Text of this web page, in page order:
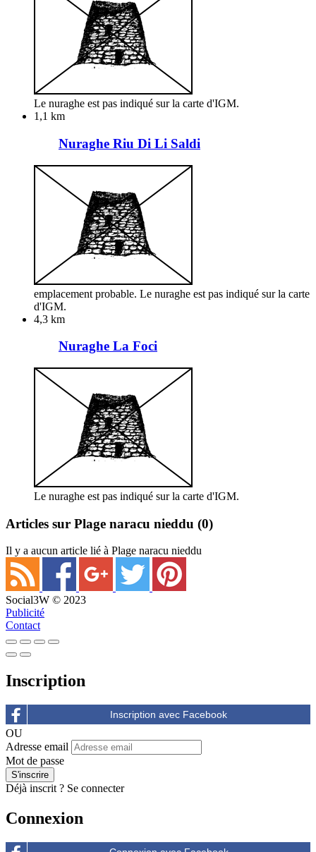
Le nuraghe est pas indiqué sur la carte d'IGM.
1,1 km
Nuraghe Riu Di Li Saldi
emplacement probable. Le nuraghe est pas indiqué sur la carte
d'IGM.
4,3 km
Nuraghe La Foci
Le nuraghe est pas indiqué sur la carte d'IGM.
Articles sur Plage naracu nieddu (0)
Il y a aucun article lié à Plage naracu nieddu
Social3W © 2023
Publicité
Contact
Inscription
OU
Adresse email
Mot de passe
Déjà inscrit ? Se connecter
Connexion